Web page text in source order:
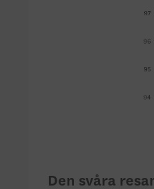
Den svåra